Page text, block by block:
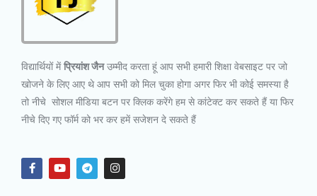
विद्यार्थियों मेंप्रियांश जैनउम्मीद करता हूं आप सभी हमारी शिक्षा वेबसाइट पर जो
खोजने के लिए आए थे आप सभी को मिल चुका होगा अगर फिर भी कोई समस्या है
तो नीचे सोशल मीडिया बटन पर क्लिक करेंगे हम से कांटेक्ट कर सकते हैं या फिर
नीचे दिए गए फॉर्म को भर कर हमें सजेशन दे सकते हैं